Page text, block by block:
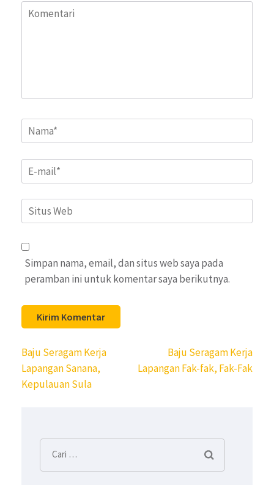
Komentari
Name*
Email*
Situs
Web
Simpan nama, email, dan situs web saya pada
peramban ini untuk komentar saya berikutnya.
Navigasi
pos
Baju Seragam Kerja
Lapangan Sanana,
Kepulauan Sula
Baju Seragam Kerja
Lapangan Fak-fak, Fak-Fak
Cari
untuk: